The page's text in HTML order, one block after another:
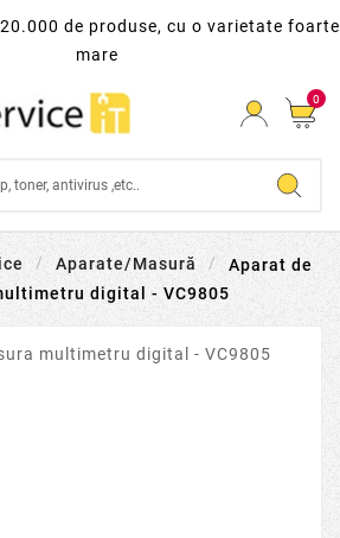
de produse, cu o varietate foarte
mare
0
Aparate/Masură
Aparat de
digital - VC9805